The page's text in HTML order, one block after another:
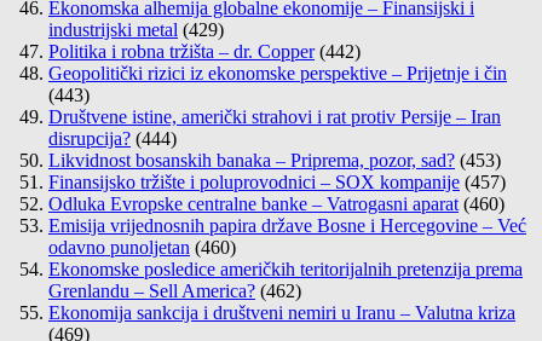
Ekonomska alhemija globalne ekonomije – Finansijski i
industrijski metal (429)
Politika i robna tržišta – dr. Copper (442)
Geopolitički rizici iz ekonomske perspektive – Prijetnje i čin
(443)
Društvene istine, američki strahovi i rat protiv Persije – Iran
disrupcija? (444)
Likvidnost bosanskih banaka – Priprema, pozor, sad? (453)
Finansijsko tržište i poluprovodnici – SOX kompanije (457)
Odluka Evropske centralne banke – Vatrogasni aparat (460)
Emisija vrijednosnih papira države Bosne i Hercegovine – Već
odavno punoljetan (460)
Ekonomske posledice američkih teritorijalnih pretenzija prema
Grenlandu – Sell America? (462)
Ekonomija sankcija i društveni nemiri u Iranu – Valutna kriza
(469)